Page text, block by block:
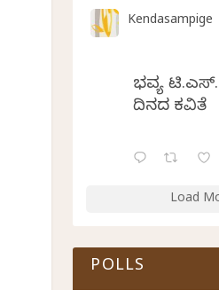
Kendasampige
ಭವ್ಯ
ದಿನದ ಕವಿತೆ
Load
POLLS